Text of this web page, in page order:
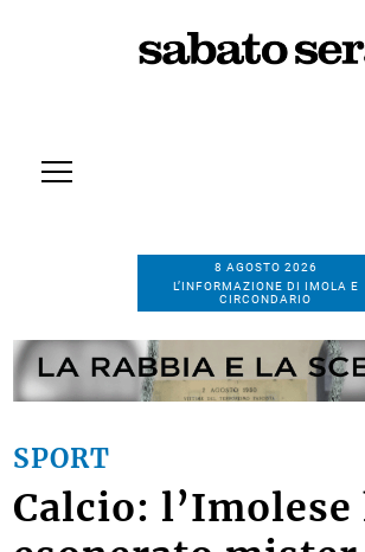
8 AGOSTO 2026
L’INFORMAZIONE DI IMOLA E
CIRCONDARIO
SPORT
Calcio: l’Imolese